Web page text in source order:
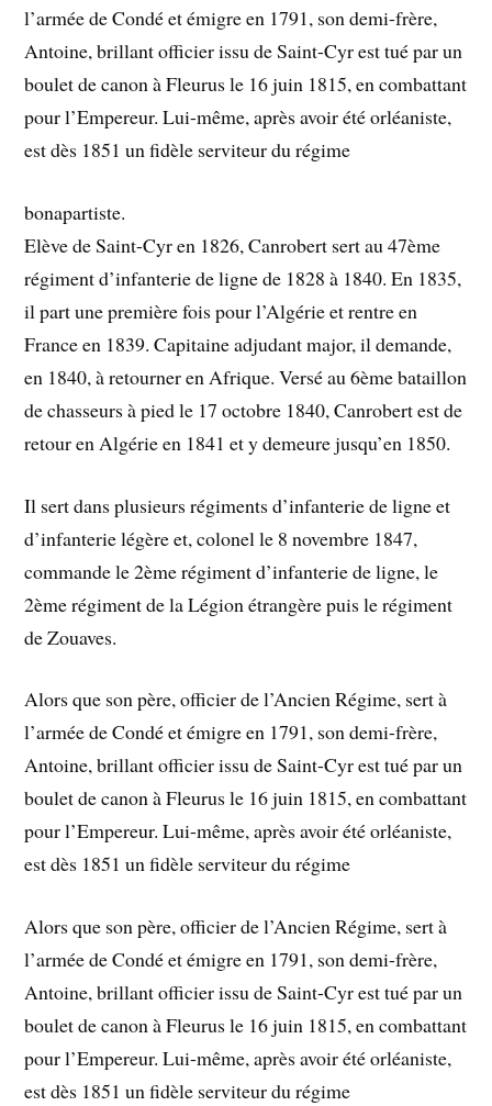
l’armée de Condé et émigre en 1791, son demi-frère,
Antoine, brillant officier issu de Saint-Cyr est tué par un
boulet de canon à Fleurus le 16 juin 1815, en combattant
pour l’Empereur. Lui-même, après avoir été orléaniste,
est dès 1851 un fidèle serviteur du régime
bonapartiste.
Elève de Saint-Cyr en 1826, Canrobert sert au 47ème
régiment d’infanterie de ligne de 1828 à 1840. En 1835,
il part une première fois pour l’Algérie et rentre en
France en 1839. Capitaine adjudant major, il demande,
en 1840, à retourner en Afrique. Versé au 6ème bataillon
de chasseurs à pied le 17 octobre 1840, Canrobert est de
retour en Algérie en 1841 et y demeure jusqu’en 1850.
Il sert dans plusieurs régiments d’infanterie de ligne et
d’infanterie légère et, colonel le 8 novembre 1847,
commande le 2ème régiment d’infanterie de ligne, le
2ème régiment de la Légion étrangère puis le régiment
de Zouaves.
Alors que son père, officier de l’Ancien Régime, sert à
l’armée de Condé et émigre en 1791, son demi-frère,
Antoine, brillant officier issu de Saint-Cyr est tué par un
boulet de canon à Fleurus le 16 juin 1815, en combattant
pour l’Empereur. Lui-même, après avoir été orléaniste,
est dès 1851 un fidèle serviteur du régime
Alors que son père, officier de l’Ancien Régime, sert à
l’armée de Condé et émigre en 1791, son demi-frère,
Antoine, brillant officier issu de Saint-Cyr est tué par un
boulet de canon à Fleurus le 16 juin 1815, en combattant
pour l’Empereur. Lui-même, après avoir été orléaniste,
est dès 1851 un fidèle serviteur du régime